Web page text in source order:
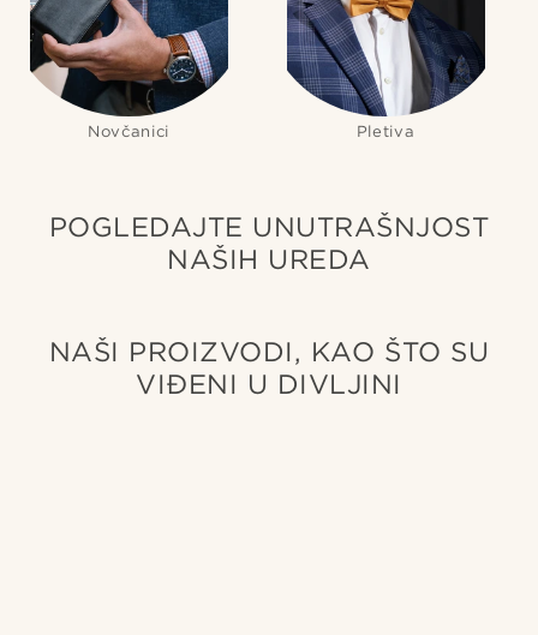
Novčanici Pletiva
POGLEDAJTE UNUTRAŠNJOST
NAŠIH UREDA
NAŠI PROIZVODI, KAO ŠTO SU
VIĐENI U DIVLJINI